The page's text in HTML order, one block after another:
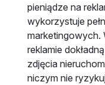
pieniądze na
wykorzystuje
marketingowych.
reklamie
zdjęcia
niczym nie